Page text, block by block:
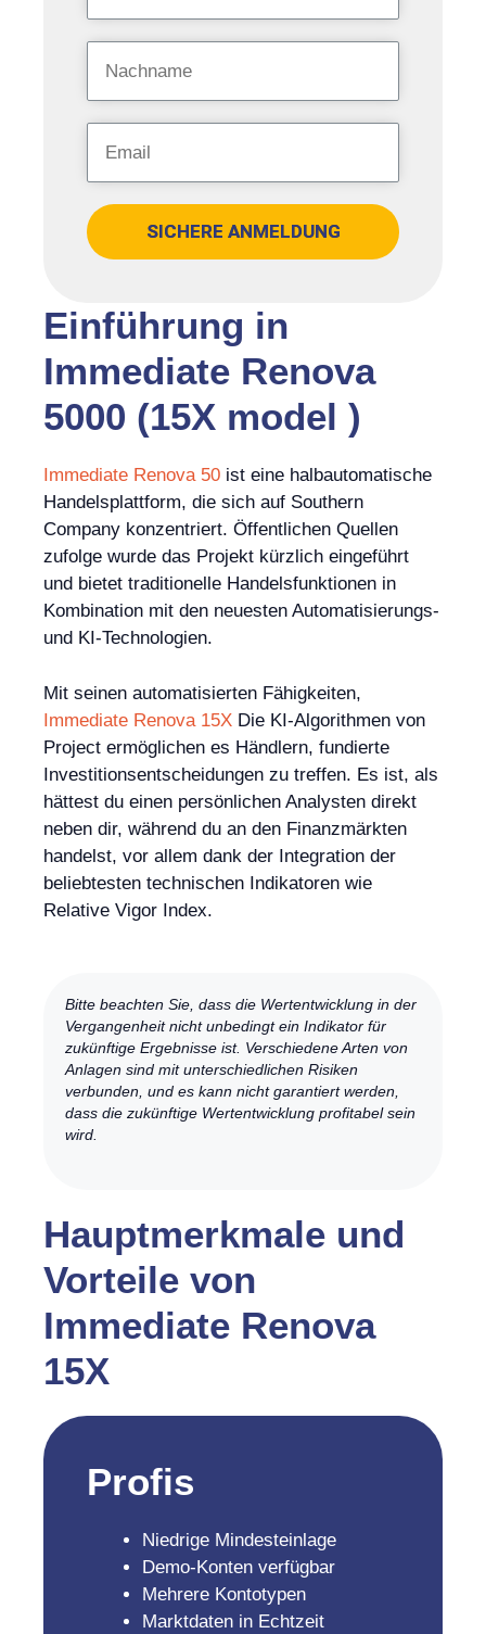
Einführung in
Immediate Renova
5000 (15X model )
Immediate Renova 50 ist eine halbautomatische
Handelsplattform, die sich auf Southern
Company konzentriert. Öffentlichen Quellen
zufolge wurde das Projekt kürzlich eingeführt
und bietet traditionelle Handelsfunktionen in
Kombination mit den neuesten Automatisierungs-
und KI-Technologien.
Mit seinen automatisierten Fähigkeiten,
Immediate Renova 15X Die KI-Algorithmen von
Project ermöglichen es Händlern, fundierte
Investitionsentscheidungen zu treffen. Es ist, als
hättest du einen persönlichen Analysten direkt
neben dir, während du an den Finanzmärkten
handelst, vor allem dank der Integration der
beliebtesten technischen Indikatoren wie
Relative Vigor Index.
SICHERE ANMELDUNG
Bitte beachten Sie, dass die Wertentwicklung in der
Vergangenheit nicht unbedingt ein Indikator für
zukünftige Ergebnisse ist. Verschiedene Arten von
Anlagen sind mit unterschiedlichen Risiken
verbunden, und es kann nicht garantiert werden,
dass die zukünftige Wertentwicklung profitabel sein
wird.
Hauptmerkmale und
Vorteile von
Immediate Renova
15X
Profis
Niedrige Mindesteinlage
Demo-Konten verfügbar
Mehrere Kontotypen
Marktdaten in Echtzeit